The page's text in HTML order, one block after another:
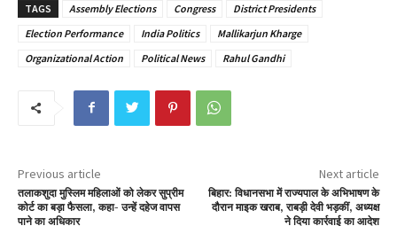
TAGS Assembly Elections Congress
District Presidents
Election Performance
India Politics
Mallikarjun Kharge
Organizational Action
Political News Rahul Gandhi
Previous article
तलाकशुदा मुस्लिम महिलाओं को लेकर सुप्रीम
कोर्ट का बड़ा फैसला, कहा- उन्हें दहेज वापस
पाने का अधिकार
Next article
बिहार: विधानसभा में राज्यपाल के अभिभाषण के
दौरान माइक खराब, राबड़ी देवी भड़कीं, अध्यक्ष
ने दिया कार्रवाई का आदेश